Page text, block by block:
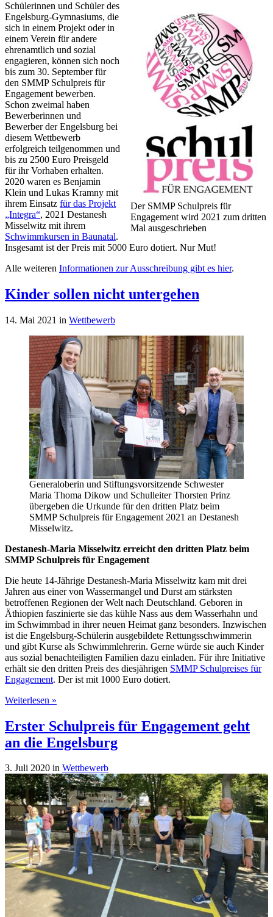
Der SMMP Schulpreis für
Engagement wird 2021 zum dritten
Mal ausgeschrieben
Schülerinnen und Schüler des
Engelsburg-Gymnasiums, die
sich in einem Projekt oder in
einem Verein für andere
ehrenamtlich und sozial
engagieren, können sich noch
bis zum 30. September für
den SMMP Schulpreis für
Engagement bewerben.
Schon zweimal haben
Bewerberinnen und
Bewerber der Engelsburg bei
diesem Wettbewerb
erfolgreich teilgenommen und
bis zu 2500 Euro Preisgeld
für ihr Vorhaben erhalten.
2020 waren es Benjamin
Klein und Lukas Kramny mit
ihrem Einsatz für das Projekt
„Integra“, 2021 Destanesh
Misselwitz mit ihrem
Schwimmkursen in Baunatal.
Insgesamt ist der Preis mit 5000 Euro dotiert. Nur Mut!
Alle weiteren Informationen zur Ausschreibung gibt es hier.
Kinder sollen nicht untergehen
14. Mai 2021 in Wettbewerb
Generaloberin und Stiftungsvorsitzende Schwester
Maria Thoma Dikow und Schulleiter Thorsten Prinz
übergeben die Urkunde für den dritten Platz beim
SMMP Schulpreis für Engagement 2021 an Destanesh
Misselwitz.
Destanesh-Maria Misselwitz erreicht den dritten Platz beim
SMMP Schulpreis für Engagement
Die heute 14-Jährige Destanesh-Maria Misselwitz kam mit drei
Jahren aus einer von Wassermangel und Durst am stärksten
betroffenen Regionen der Welt nach Deutschland. Geboren in
Äthiopien faszinierte sie das kühle Nass aus dem Wasserhahn und
im Schwimmbad in ihrer neuen Heimat ganz besonders. Inzwischen
ist die Engelsburg-Schülerin ausgebildete Rettungsschwimmerin
und gibt Kurse als Schwimmlehrerin. Gerne würde sie auch Kinder
aus sozial benachteiligten Familien dazu einladen. Für ihre Initiative
erhält sie den dritten Preis des diesjährigen SMMP Schulpreises für
Engagement. Der ist mit 1000 Euro dotiert.
Weiterlesen »
nicht
untergehen
Erster Schulpreis für Engagement geht
an die Engelsburg
3. Juli 2020 in Wettbewerb